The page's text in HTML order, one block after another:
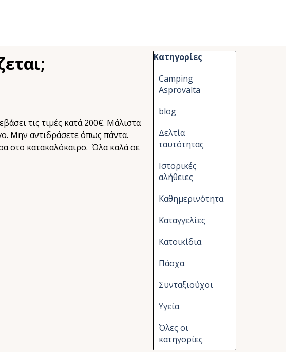
τις τιμές κατά 200€. Μάλιστα
Μην αντιδράσετε όπως πάντα.
στο κατακαλόκαιρο. Όλα καλά σε
Παράλειψη μπλόκ Κατηγορίες
Κατηγορίες
Camping
Asprovalta
blog
Δελτία
ταυτότητας
Ιστορικές
αλήθειες
Καθημερινότητα
Καταγγελίες
Κατοικίδια
Πάσχα
Συνταξιούχοι
Υγεία
Όλες οι
κατηγορίες